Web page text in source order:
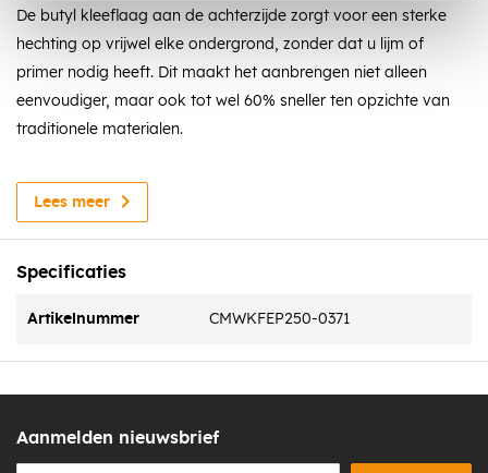
De butyl kleeflaag aan de achterzijde zorgt voor een sterke
hechting op vrijwel elke ondergrond, zonder dat u lijm of
primer nodig heeft. Dit maakt het aanbrengen niet alleen
eenvoudiger, maar ook tot wel 60% sneller ten opzichte van
traditionele materialen.
Flexibel en rekbaar: tot 60% lengte- en 20% breedterek
Lees meer
Specificaties
Artikelnummer CMWKFEP250-0371
Aanmelden nieuwsbrief